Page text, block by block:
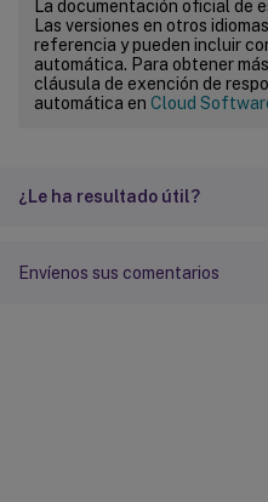
La documentación oficial de
Las versiones en otros
referencia y pueden incluir
automática. Para obtener
cláusula de exención de
automática en Cloud
¿Le ha resultado útil?
Envíenos sus comentarios